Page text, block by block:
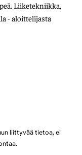
Liiketekniikka,
- aloittelijasta
liittyvää tietoa, ei